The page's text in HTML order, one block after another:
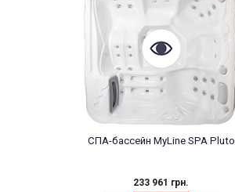
СПА-бассейн MyLine SPA Pluto
233 961 грн.